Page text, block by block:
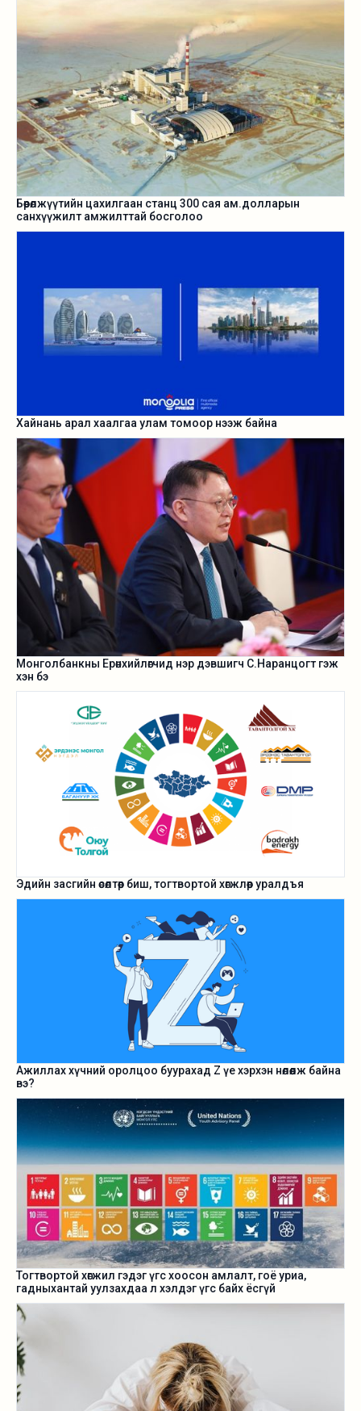
Бөөрөлжүүтийн цахилгаан станц 300 сая ам.долларын
санхүүжилт амжилттай босголоо
Хайнань арал хаалгаа улам томоор нээж байна
Монголбанкны Ерөнхийлөгчид нэр дэвшигч С.Наранцогт гэж
хэн бэ
Эдийн засгийн өсөлтөөр биш, тогтвортой хөгжлөөр уралдъя
Ажиллах хүчний оролцоо буурахад Z үе хэрхэн нөлөөлж байна
вэ?
Тогтвортой хөгжил гэдэг үгс хоосон амлалт, гоё уриа,
гадныхантай уулзахдаа л хэлдэг үгс байх ёсгүй